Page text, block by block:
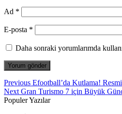
Ad *
E-posta *
Daha sonraki yorumlarımda
Yazı
gezinmesi
Previous Previous
post:
Efootball’da Kutlama!
Next Next
post:
Gran Turismo 7 için Büyük
Populer Yazılar